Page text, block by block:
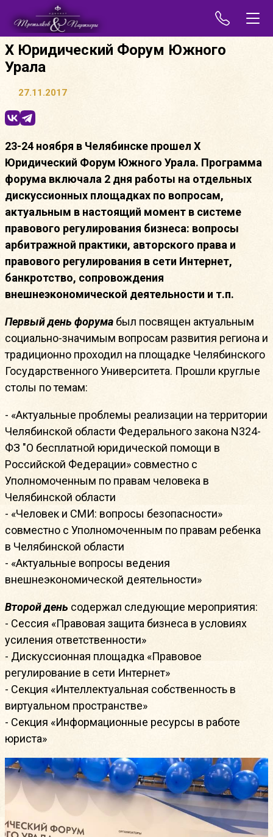
X Юридический Форум Южного
Урала
27.11.2017
23-24 ноября в Челябинске прошел X
Юридический Форум Южного Урала. Программа
форума включала 2 дня работы на отдельных
дискуссионных площадках по вопросам,
актуальным в настоящий момент в системе
правового регулирования бизнеса: вопросы
арбитражной практики, авторского права и
правового регулирования в сети Интернет,
банкротство, сопровождения
внешнеэкономической деятельности и т.п.
Первый день форума был посвящен актуальным
социально-значимым вопросам развития региона и
традиционно проходил на площадке Челябинского
Государственного Университета. Прошли круглые
столы по темам:
- «Актуальные проблемы реализации на территории
Челябинской области Федерального закона N324-
ФЗ "О бесплатной юридической помощи в
Российской Федерации» совместно с
Уполномоченным по правам человека в
Челябинской области
- «Человек и СМИ: вопросы безопасности»
совместно с Уполномоченным по правам ребенка
в Челябинской области
- «Актуальные вопросы ведения
внешнеэкономической деятельности»
Второй день содержал следующие мероприятия:
- Сессия «Правовая защита бизнеса в условиях
усиления ответственности»
- Дискуссионная площадка «Правовое
регулирование в сети Интернет»
- Секция «Интеллектуальная собственность в
виртуальном пространстве»
- Секция «Информационные ресурсы в работе
юриста»